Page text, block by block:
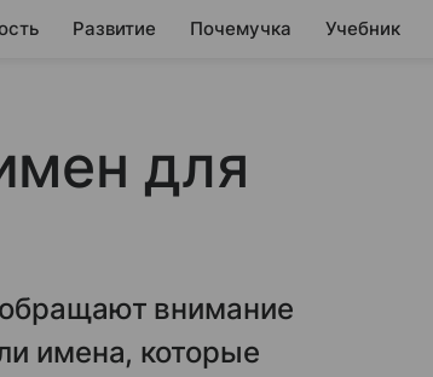
Развитие Почемучка Учебник
для
внимание
имена, которые